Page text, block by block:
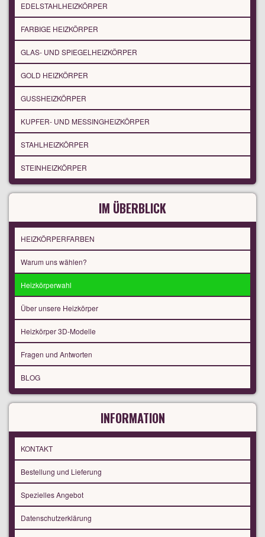
EDELSTAHLHEIZKÖRPER
FARBIGE HEIZKÖRPER
GLAS- UND SPIEGELHEIZKÖRPER
GOLD HEIZKÖRPER
GUSSHEIZKÖRPER
KUPFER- UND MESSINGHEIZKÖRPER
STAHLHEIZKÖRPER
STEINHEIZKÖRPER
IM ÜBERBLICK
HEIZKÖRPERFARBEN
Warum uns wählen?
Heizkörperwahl
Über unsere Heizkörper
Heizkörper 3D-Modelle
Fragen und Antworten
BLOG
INFORMATION
KONTAKT
Bestellung und Lieferung
Spezielles Angebot
Datenschutzerklärung